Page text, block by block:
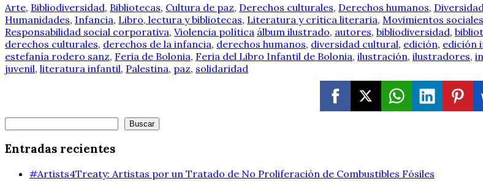
Arte, Bibliodiversidad, Bibliotecas, Cultura de paz, Derechos culturales, Derechos humanos,
Humanidades, Infancia, Libro, lectura y bibliotecas, Literatura y crítica literaria, Movimientos sociales
Responsabilidad social corporativa, Violencia política álbum ilustrado, autores, bibliodiversidad,
derechos culturales, derechos de la infancia, derechos humanos, diversidad cultural, edición, edición
estefanía rodero sanz, Feria de Bolonia, Feria del Libro Infantil de Bolonia, ilustración, ilustradores,
juvenil, literatura infantil, Palestina, paz, solidaridad
Buscar
Entradas recientes
#Artists4Treaty: Artistas por un Tratado de No Proliferación de Combustibles Fósiles